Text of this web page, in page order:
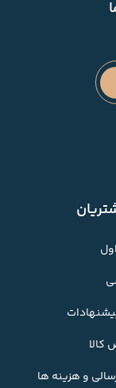
کالا
و هزینه ها